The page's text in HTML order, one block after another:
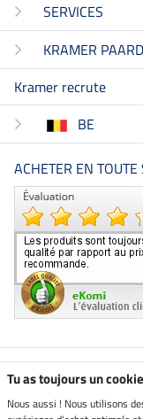
SERVICES
KRAMER
Kramer recrute
BE
ACHETER EN TOUTE
Boutique
neutre
Tu as toujours un
Nous aussi ! Nous utilisons